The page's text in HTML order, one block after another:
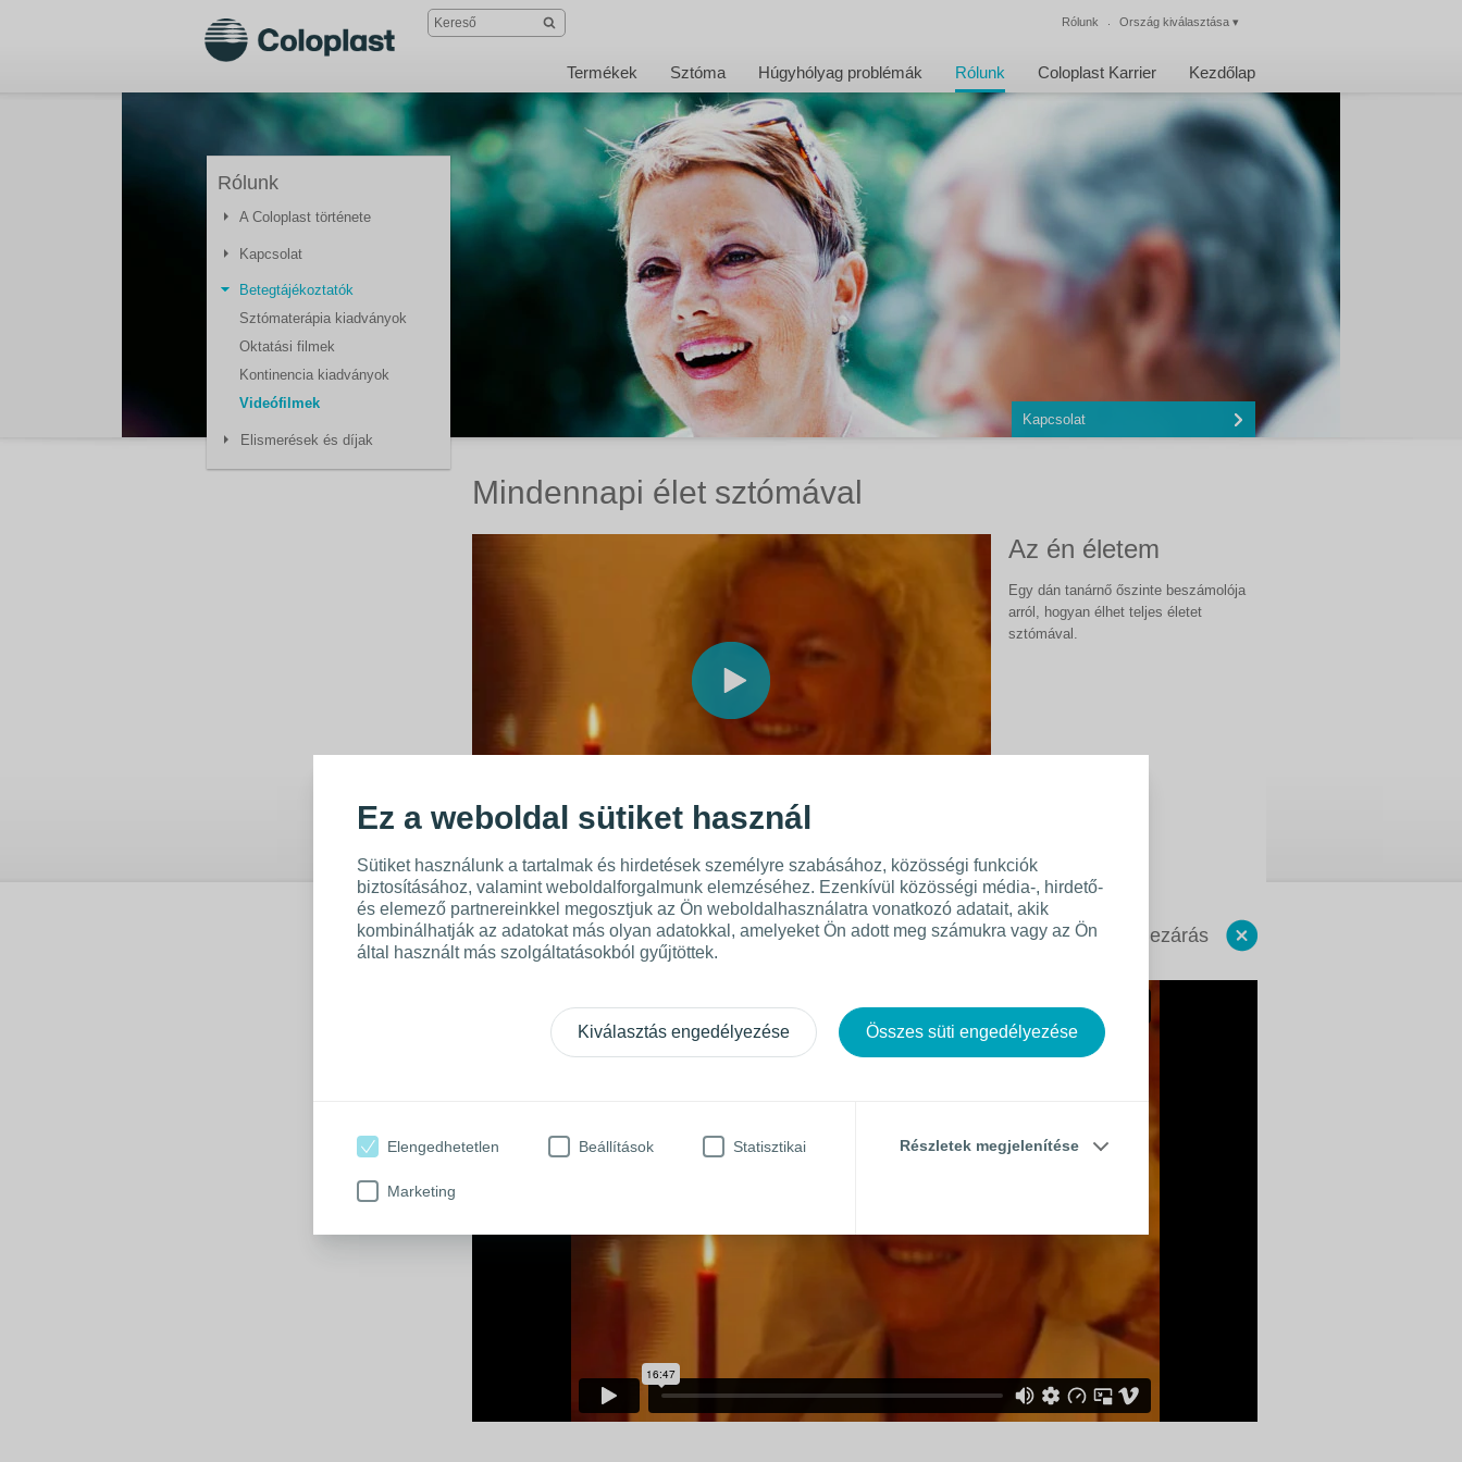
Ez a weboldal sütiket használ
Sütiket használunk a tartalmak és hirdetések személyre szabásához, közösségi funkciók
biztosításához, valamint weboldalforgalmunk elemzéséhez. Ezenkívül közösségi média-, hirdető-
és elemező partnereinkkel megosztjuk az Ön weboldalhasználatra vonatkozó adatait, akik
kombinálhatják az adatokat más olyan adatokkal, amelyeket Ön adott meg számukra vagy az Ön
által használt más szolgáltatásokból gyűjtöttek.
Kiválasztás engedélyezése Összes süti engedélyezése
Elengedhetetlen Beállítások Statisztikai
Marketing
Részletek megjelenítése
Bezárás
Rólunk Ország kiválasztása ▾
Termékek Sztóma Húgyhólyag problémák Rólunk Coloplast Karrier Kezdőlap
Rólunk
A Coloplast története
Kapcsolat
Betegtájékoztatók
Sztómaterápia kiadványok
Oktatási filmek
Kontinencia kiadványok
Videófilmek
Elismerések és díjak
Kapcsolat
Mindennapi élet sztómával
Az én életem
Egy dán tanárnő őszinte beszámolója
arról, hogyan élhet teljes életet
sztómával.
Bezárás
Az én életem